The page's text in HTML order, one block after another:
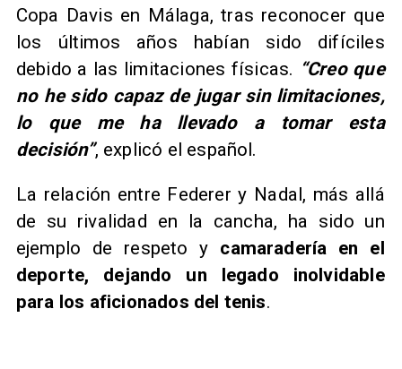
Copa Davis en Málaga, tras reconocer que
los últimos años habían sido difíciles
debido a las limitaciones físicas. “Creo que
no he sido capaz de jugar sin limitaciones,
lo que me ha llevado a tomar esta
decisión”, explicó el español.
La relación entre Federer y Nadal, más allá
de su rivalidad en la cancha, ha sido un
ejemplo de respeto y camaradería en el
deporte, dejando un legado inolvidable
para los aficionados del tenis.